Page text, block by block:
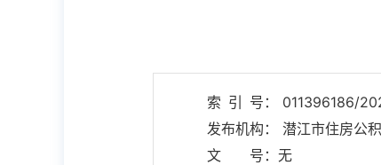
索 引 号： 011396186/
发布机构： 潜江市住房公
文 号：无